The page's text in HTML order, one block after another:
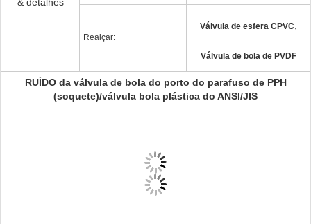
Realçar:
Válvula de esfera CPVC,
Válvula de bola de PVDF
RUÍDO da válvula de bola do porto do parafuso de PPH
(soquete)/válvula bola plástica do ANSI/JIS